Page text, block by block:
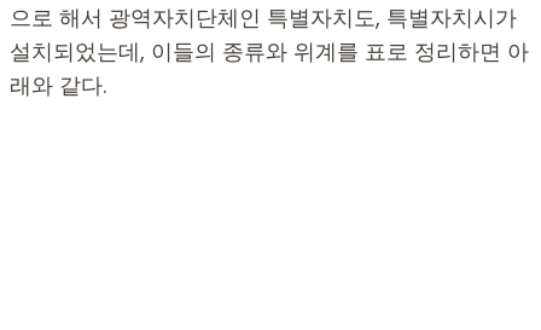
으로 해서 광역자치단체인 특별자치도, 특별자치시가
설치되었는데, 이들의 종류와 위계를 표로 정리하면 아
래와 같다.